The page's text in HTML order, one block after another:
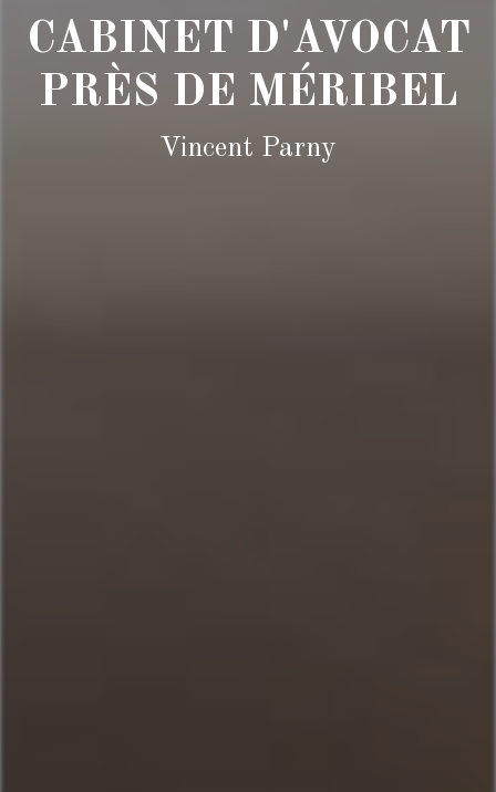
CABINET D'AVOCAT
PRÈS DE MÉRIBEL
Vincent Parny